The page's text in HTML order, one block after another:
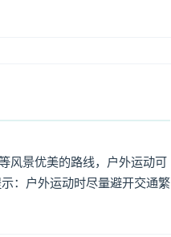
风景优美的路线，户外运动可
：户外运动时尽量避开交通繁